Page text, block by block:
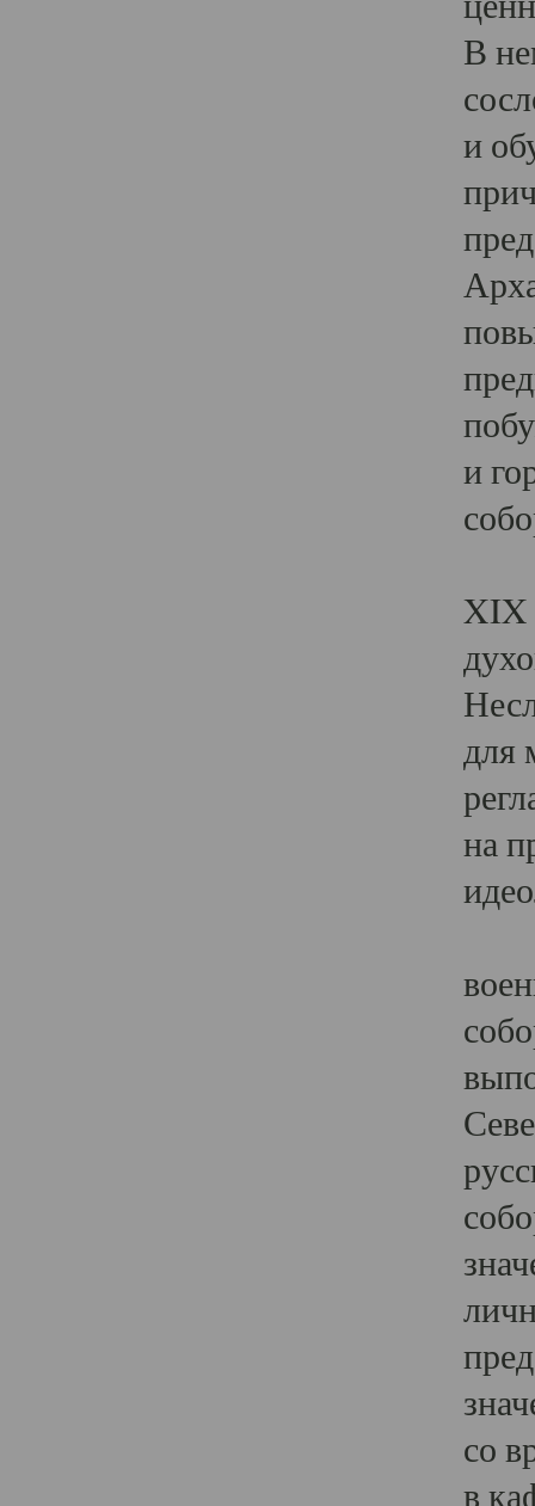
В
и
и
XIX
для
на
со
в